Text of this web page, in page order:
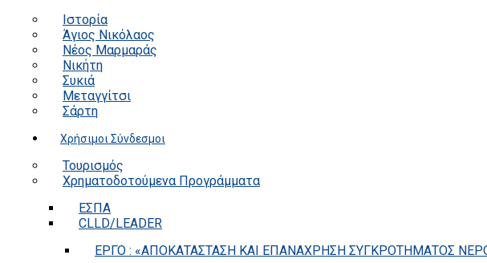
Ιστορία
Άγιος Νικόλαος
Νέος Μαρμαράς
Νικήτη
Συκιά
Μεταγγίτσι
Σάρτη
Χρήσιμοι Σύνδεσμοι
Τουρισμός
Χρηματοδοτούμενα Προγράμματα
ΕΣΠΑ
CLLD/LEADER
ΕΡΓΟ : «ΑΠΟΚΑΤΑΣΤΑΣΗ ΚΑΙ ΕΠΑΝΑΧΡΗΣΗ ΣΥΓΚΡΟΤΗΜΑΤΟΣ